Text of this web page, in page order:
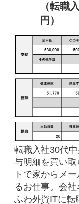
（転職
円）
転職入社30代
与明細を買い
トで家からメ
るお仕事。会
ふわ外資ITに転